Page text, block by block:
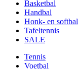
Basketbal
Handbal
Honk- en softbal
Tafeltennis
SALE
Tennis
Voetbal